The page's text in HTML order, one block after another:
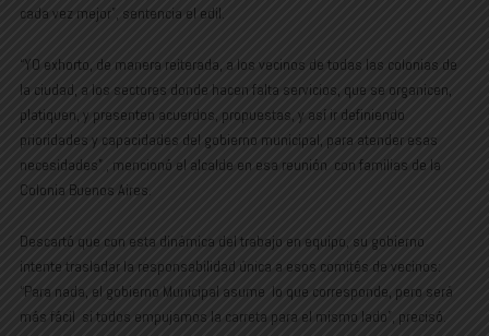
cada vez mejor”, sentencia el edil.
“YO exhorto, de manera reiterada, a los vecinos de todas las colonias de
la ciudad, a los sectores donde hacen falta servicios, que se organicen,
platiquen, y presenten acuerdos, propuestas, y así ir definiendo
prioridades y capacidades del gobierno municipal, para atender esas
necesidades” , mencionó el alcalde en esa reunión con familias de la
Colonia Buenos Aires.
Descartó que con esta dinámica del trabajo en equipo, su gobierno
intente trasladar la responsabilidad única a esos comités de vecinos:
“Para nada, el gobierno Municipal asume lo que corresponde, pero será
más fácil si todos empujamos la carreta para el mismo lado”, precisó.